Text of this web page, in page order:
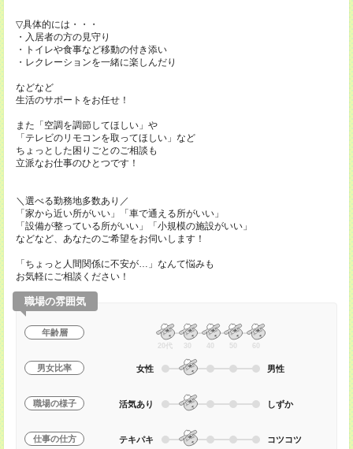
▽具体的には・・・
・入居者の方の見守り
・トイレや食事など移動の付き添い
・レクレーションを一緒に楽しんだり
などなど
生活のサポートをお任せ！
また「空調を調節してほしい」や
「テレビのリモコンを取ってほしい」など
ちょっとした困りごとのご相談も
立派なお仕事のひとつです！
＼選べる勤務地多数あり／
「家から近い所がいい」「車で通える所がいい」
「設備が整っている所がいい」「小規模の施設がいい」
などなど、あなたのご希望をお伺いします！
「ちょっと人間関係に不安が…」なんて悩みも
お気軽にご相談ください！
職場の雰囲気
年齢層
20代 30 40 50 60
男女比率 女性 男性
職場の様子 活気あり しずか
仕事の仕方 テキパキ コツコツ